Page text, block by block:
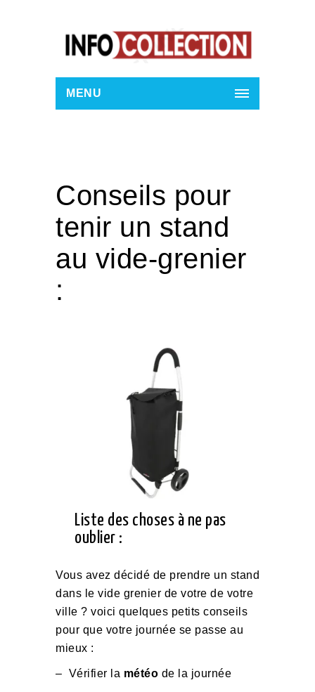
MENU
Conseils pour
tenir un stand
au vide-grenier
:
Liste des choses à ne pas
oublier :
Vous avez décidé de prendre un stand
dans le vide grenier de votre de votre
ville ? voici quelques petits conseils
pour que votre journée se passe au
mieux :
– Vérifier la météo de la journée